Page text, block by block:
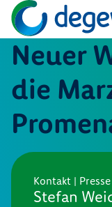
Neuer
die
Kontakt |
Stefan